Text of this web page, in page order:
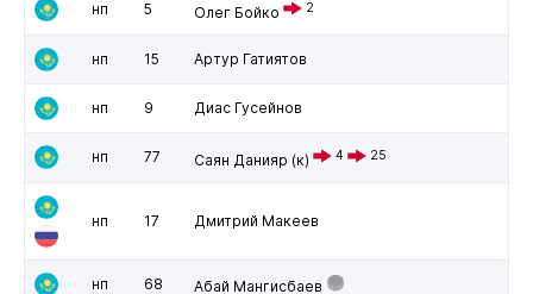
нп 5 Олег Бойко 2
нп 15 Артур Гатиятов
нп 9 Диас Гусейнов
нп 77 Саян Данияр (к) 4 25
нп 17 Дмитрий Макеев
нп 68 Абай Мангисбаев